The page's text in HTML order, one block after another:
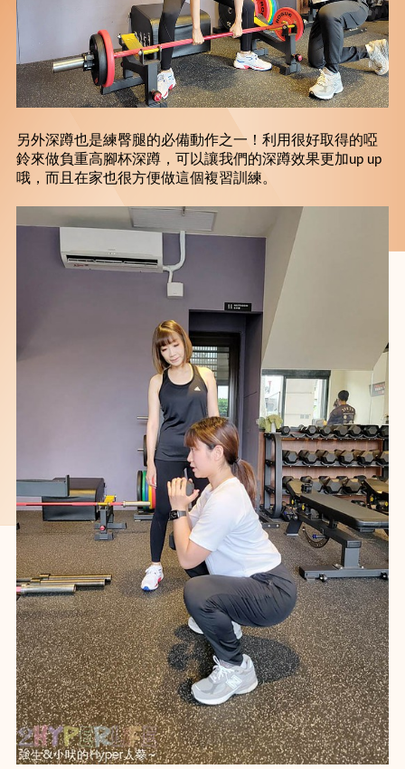
另外深蹲也是練臀腿的必備動作之一！利用很好取得的啞
鈴來做負重高腳杯深蹲，可以讓我們的深蹲效果更加up up
哦，而且在家也很方便做這個複習訓練。